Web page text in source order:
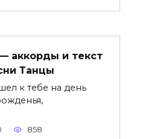
аккорды и текст
Танцы
к тебе на день
858